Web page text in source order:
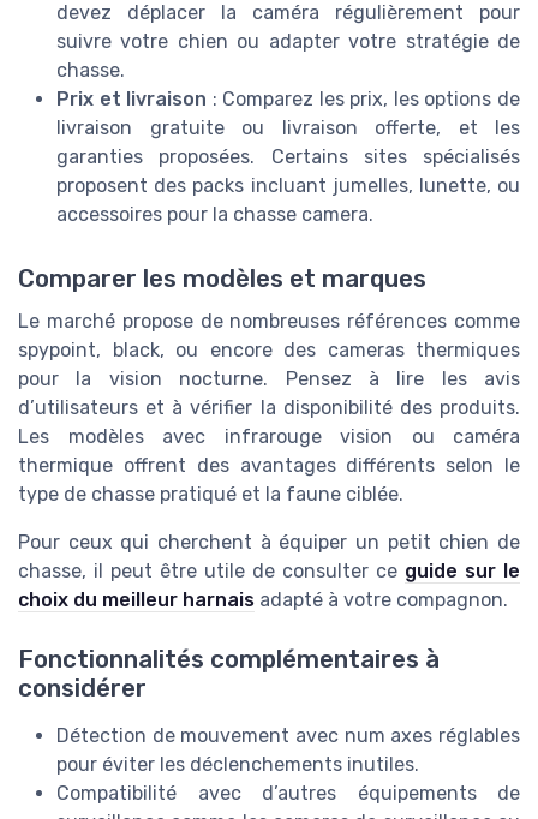
devez déplacer la caméra régulièrement pour
suivre votre chien ou adapter votre stratégie de
chasse.
Prix et livraison : Comparez les prix, les options de
livraison gratuite ou livraison offerte, et les
garanties proposées. Certains sites spécialisés
proposent des packs incluant jumelles, lunette, ou
accessoires pour la chasse camera.
Comparer les modèles et marques
Le marché propose de nombreuses références comme
spypoint, black, ou encore des cameras thermiques
pour la vision nocturne. Pensez à lire les avis
d’utilisateurs et à vérifier la disponibilité des produits.
Les modèles avec infrarouge vision ou caméra
thermique offrent des avantages différents selon le
type de chasse pratiqué et la faune ciblée.
Pour ceux qui cherchent à équiper un petit chien de
chasse, il peut être utile de consulter ce guide sur le
choix du meilleur harnais adapté à votre compagnon.
Fonctionnalités complémentaires à
considérer
Détection de mouvement avec num axes réglables
pour éviter les déclenchements inutiles.
Compatibilité avec d’autres équipements de